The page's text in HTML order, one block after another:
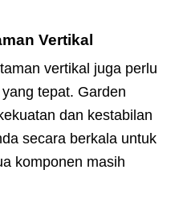
Vertikal
vertikal juga perlu
tepat. Garden
dan kestabilan
secara berkala untuk
komponen masih